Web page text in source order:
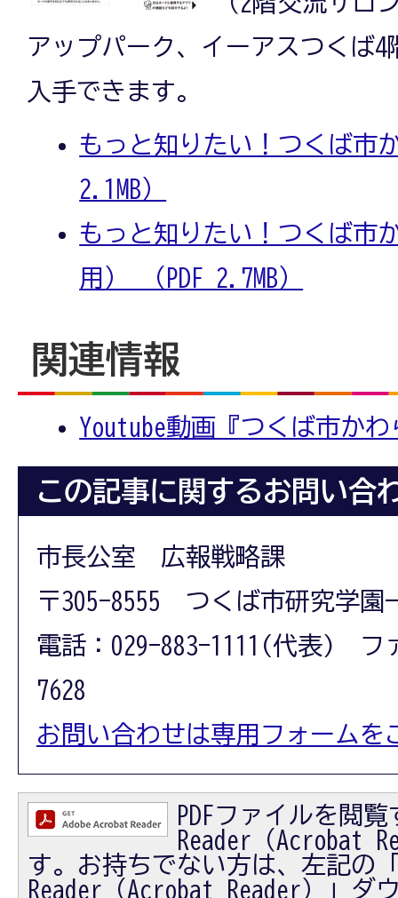
アップパーク、イーアスつくば
入手できます。
もっと知りたい！つくば市
2.1MB）
もっと知りたい！つくば市
用） （PDF 2.7MB）
関連情報
Youtube動画『つくば市か
この記事に関するお問い合
市長公室 広報戦略課
〒305-8555 つくば市研究学園
電話：029-883-1111(代表) フ
7628
お問い合わせは専用フォームを
PDFファイルを閲
Reader（Acrobat
す。お持ちでない方は、左記の
Reader（Acrobat Reader）」ダ